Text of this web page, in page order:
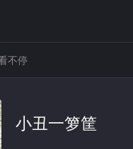
小丑一箩筐